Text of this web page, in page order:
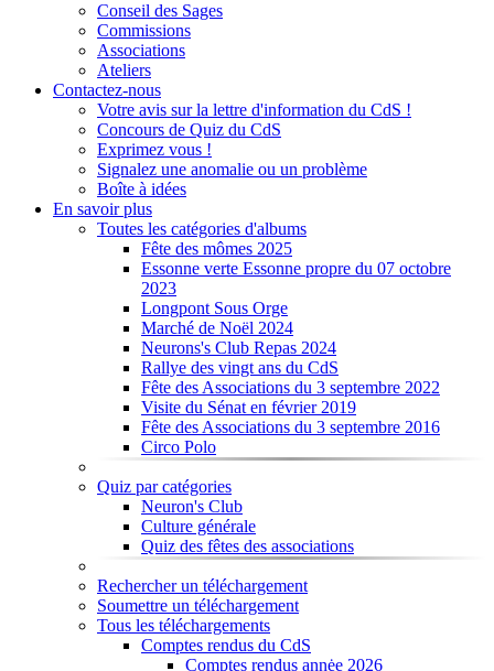
Conseil des Sages
Commissions
Associations
Ateliers
Contactez-nous
Votre avis sur la lettre d'information du CdS !
Concours de Quiz du CdS
Exprimez vous !
Signalez une anomalie ou un problème
Boîte à idées
En savoir plus
Toutes les catégories d'albums
Fête des mômes 2025
Essonne verte Essonne propre du 07 octobre
2023
Longpont Sous Orge
Marché de Noël 2024
Neurons's Club Repas 2024
Rallye des vingt ans du CdS
Fête des Associations du 3 septembre 2022
Visite du Sénat en février 2019
Fête des Associations du 3 septembre 2016
Circo Polo
Quiz par catégories
Neuron's Club
Culture générale
Quiz des fêtes des associations
Rechercher un téléchargement
Soumettre un téléchargement
Tous les téléchargements
Comptes rendus du CdS
Comptes rendus annėe 2026